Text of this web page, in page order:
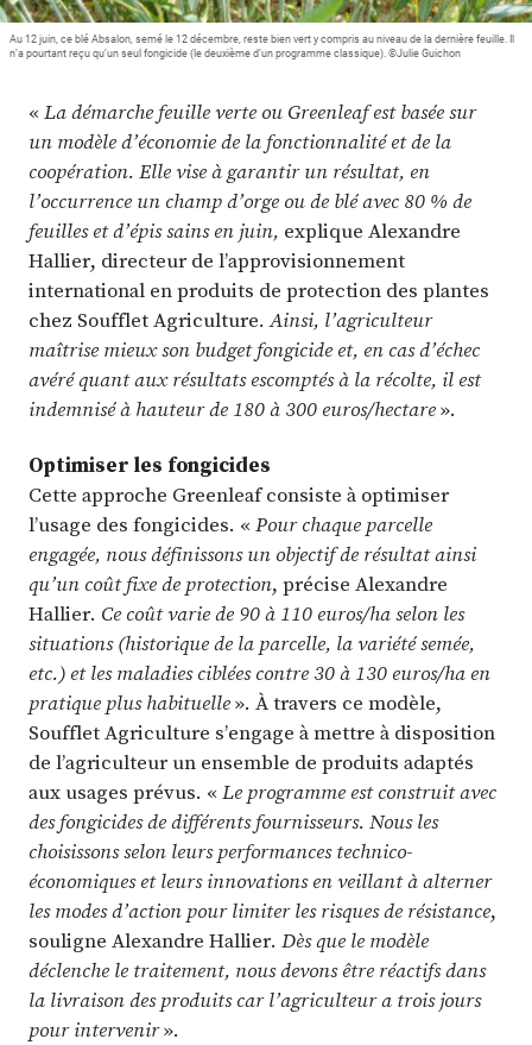
Au 12 juin, ce blé Absalon, semé le 12 décembre, reste bien vert y compris au niveau de la dernière feuille. Il
n’a pourtant reçu qu’un seul fongicide (le deuxième d’un programme classique). ©Julie Guichon
«La démarche feuille verte ou Greenleaf est basée sur
un modèle d’économie de la fonctionnalité et de la
coopération. Elle vise à garantir un résultat, en
l’occurrence un champ d’orge ou de blé avec 80 % de
feuilles et d’épis sains en juin, explique Alexandre
Hallier, directeur de l’approvisionnement
international en produits de protection des plantes
chez Soufflet Agriculture. Ainsi, l’agriculteur
maîtrise mieux son budget fongicide et, en cas d’échec
avéré quant aux résultats escomptés à la récolte, il est
indemnisé à hauteur de 180 à 300 euros/hectare».
Optimiser les fongicides
Cette approche Greenleaf consiste à optimiser
l’usage des fongicides. «Pour chaque parcelle
engagée, nous définissons un objectif de résultat ainsi
qu’un coût fixe de protection, précise Alexandre
Hallier. Ce coût varie de 90 à 110 euros/ha selon les
situations (historique de la parcelle, la variété semée,
etc.) et les maladies ciblées contre 30 à 130 euros/ha en
pratique plus habituelle». À travers ce modèle,
Soufflet Agriculture s’engage à mettre à disposition
de l’agriculteur un ensemble de produits adaptés
aux usages prévus. «Le programme est construit avec
des fongicides de différents fournisseurs. Nous les
choisissons selon leurs performances technico-
économiques et leurs innovations en veillant à alterner
les modes d’action pour limiter les risques de résistance,
souligne Alexandre Hallier. Dès que le modèle
déclenche le traitement, nous devons être réactifs dans
la livraison des produits car l’agriculteur a trois jours
pour intervenir».